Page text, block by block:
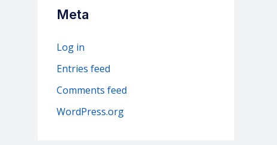
o
r
Meta
Log in
Entries feed
Comments feed
WordPress.org